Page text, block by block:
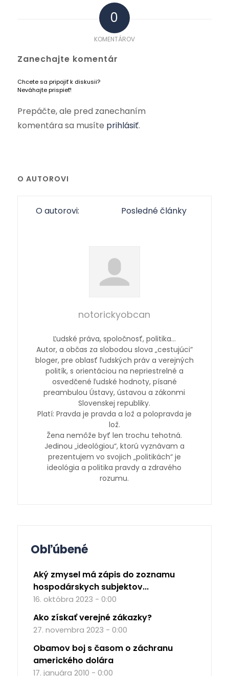
0
KOMENTÁROV
Zanechajte komentár
Chcete sa pripojiť k diskusii?
Neváhajte prispieť!
Prepáčte, ale pred zanechaním
komentára sa musíte prihlásiť.
O AUTOROVI
O autorovi: Posledné články
notorickyobcan
Ľudské práva, spoločnosť, politika…
Autor, a občas za slobodou slova „cestujúci“
bloger, pre oblasť ľudských práv a verejných
politík, s orientáciou na nepriestrelné a
osvedčené ľudské hodnoty, písané
preambulou Ústavy, ústavou a zákonmi
Slovenskej republiky.
Platí: Pravda je pravda a lož a polopravda je
lož.
Žena nemôže byť len trochu tehotná.
Jedinou „ideológiou“, ktorú vyznávam a
prezentujem vo svojich „politikách“ je
ideológia a politika pravdy a zdravého
rozumu.
Obľúbené
Aký zmysel má zápis do zoznamu
hospodárskych subjektov...
16. októbra 2023 - 0:00
Ako získať verejné zákazky?
27. novembra 2023 - 0:00
Obamov boj s časom o záchranu
amerického dolára
17. januára 2010 - 0:00